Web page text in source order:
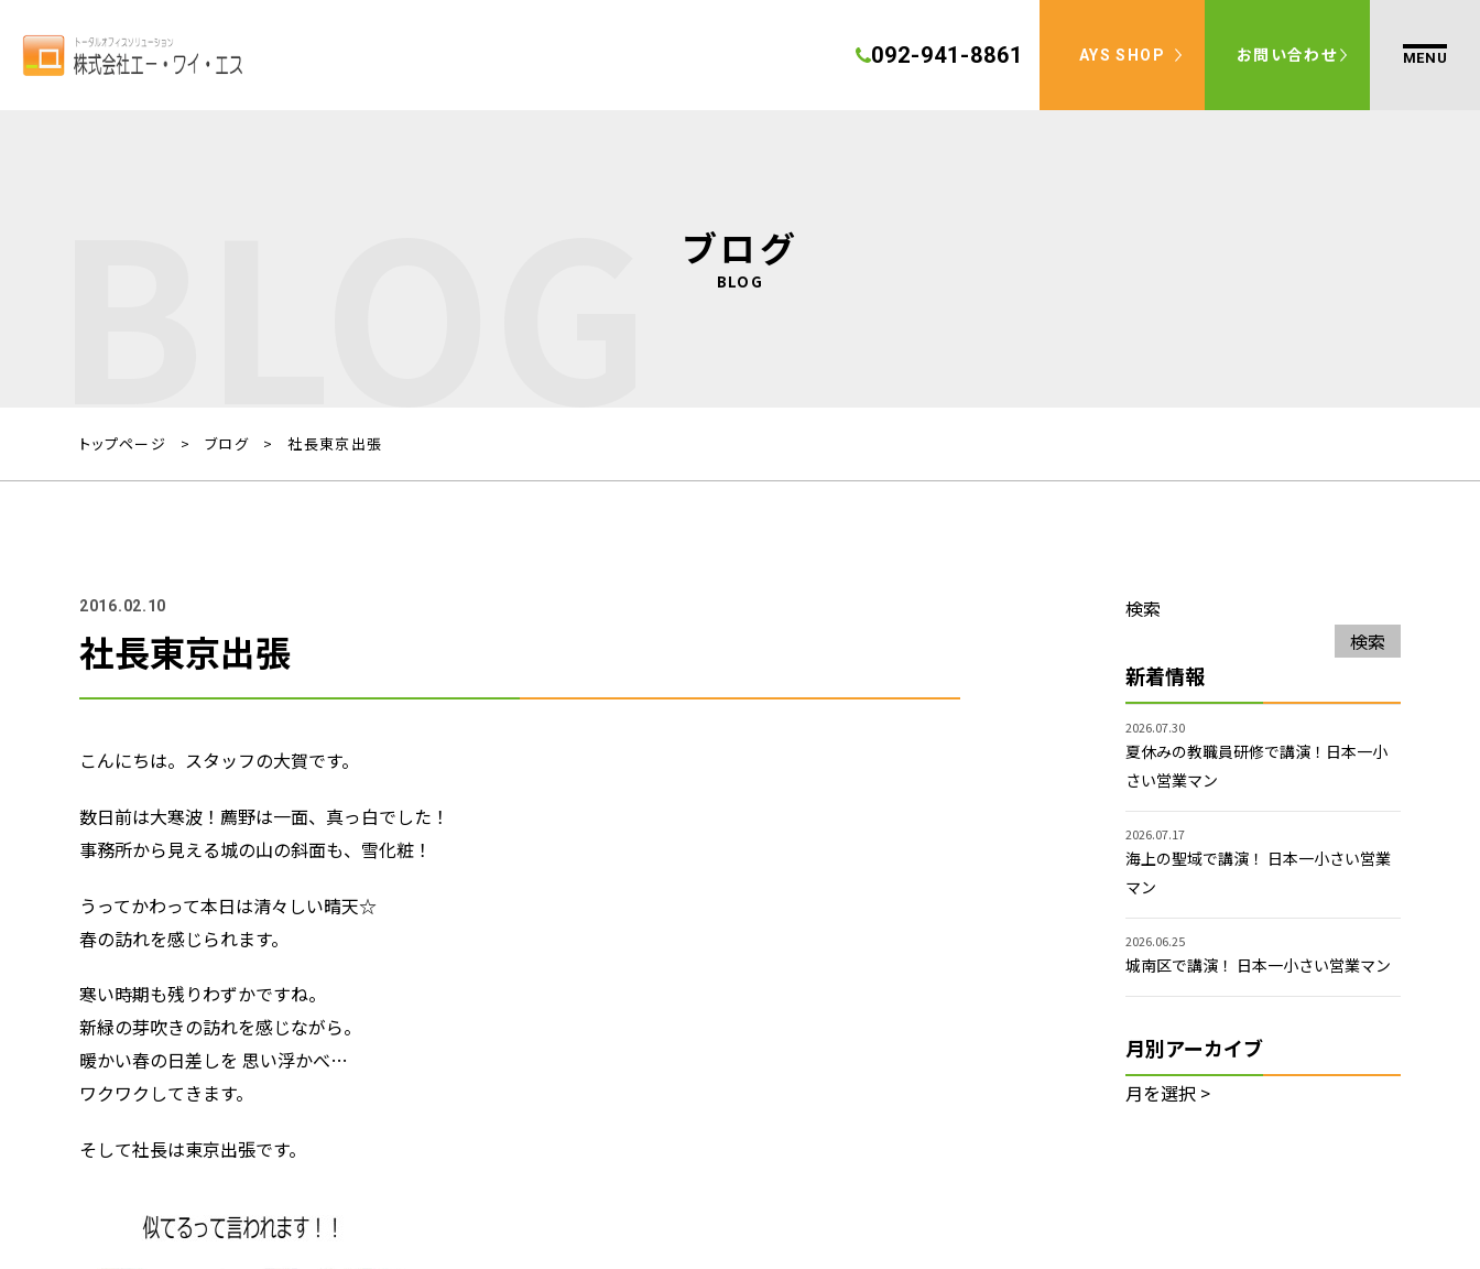
092-941-8861 AYS SHOP お問い合わせ
ブログ
BLOG
トップページ ブログ 社長東京出張
2016.02.10
社長東京出張
こんにちは。スタッフの大賀です。
数日前は大寒波！薦野は一面、真っ白でした！
事務所から見える城の山の斜面も、雪化粧！
うってかわって本日は清々しい晴天☆
春の訪れを感じられます。
寒い時期も残りわずかですね。
新緑の芽吹きの訪れを感じながら。
暖かい春の日差しを 思い浮かべ…
ワクワクしてきます。
そして社長は東京出張です。
検索
検索
新着情報
2026.07.30
夏休みの教職員研修で講演！日本一小
さい営業マン
2026.07.17
海上の聖域で講演！ 日本一小さい営業
マン
2026.06.25
城南区で講演！ 日本一小さい営業マン
月別アーカイブ